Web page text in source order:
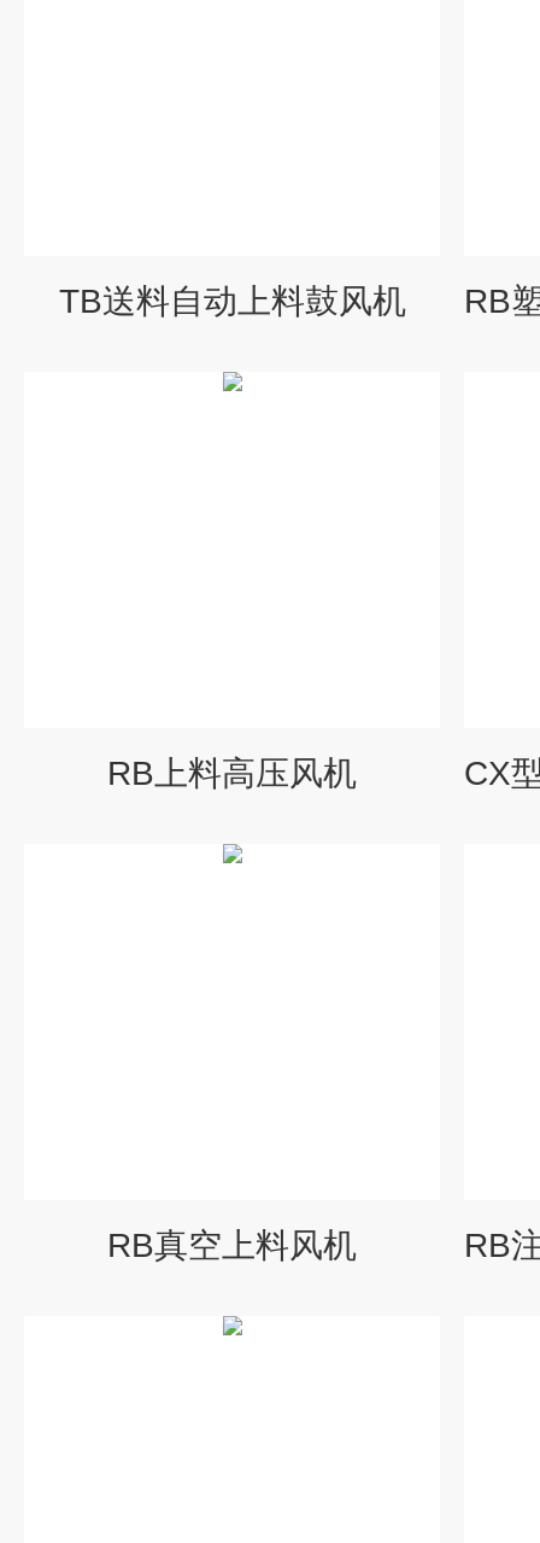
TB送料自动上料鼓风机
RB上料高压风机
RB真空上料风机